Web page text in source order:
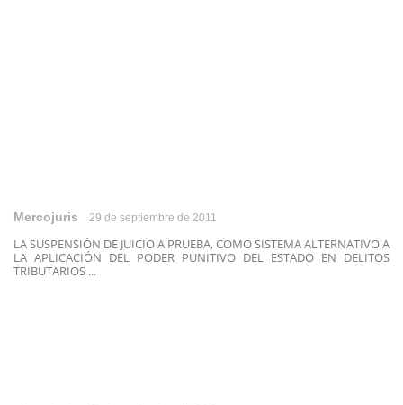
Mercojuris 29 de septiembre de 2011
LA SUSPENSIÓN DE JUICIO A PRUEBA, COMO SISTEMA ALTERNATIVO A
LA APLICACIÓN DEL PODER PUNITIVO DEL ESTADO EN DELITOS
TRIBUTARIOS ...